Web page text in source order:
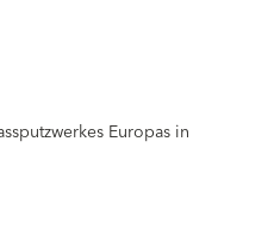
Europas in